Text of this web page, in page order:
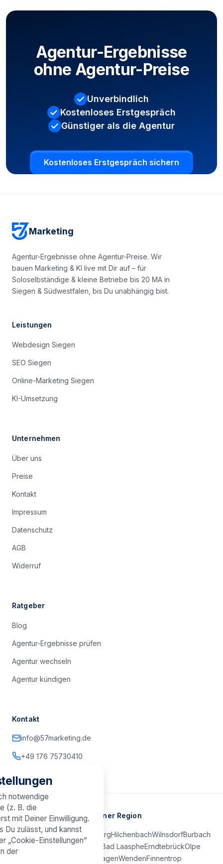
Agentur-Ergebnisse
ohne Agentur-Preise
Unverbindlich
Kostenloses Erstgespräch
Günstiger als die Agentur
Kostenloses Erstgespräch sichern
Marketing
Agentur-Ergebnisse ohne Agentur-Preise. Wir
bauen Marketing & KI live mit Dir auf – für
Soloselbständige & kleine Betriebe bis 20 MA in
Siegen & Südwestfalen, bis Du unabhängig bist.
Leistungen
Webdesign Siegen
SEO Siegen
Online-Marketing Siegen
KI-Umsetzung
Unternehmen
Über uns
Preise
Kontakt
Impressum
Datenschutz
AGB
Widerruf
Ratgeber
Blog
Agentur-Ergebnisse prüfen
Agentur wechseln
Agentur kündigen
Kontakt
info@57marketing.de
+49 176 75730410
Marketing-Agentur in Deiner Region
KreuztalNetphenFreudenbergHilchenbachWilnsdorfBurbach
Bad Berleburg Bad LaaspheErndtebrückOlpe
DrolshagenWendenFinnentrop
notwendige
(z. B. die
mit Deiner Einwilligung.
Du zulässt, und kannst
„Cookie-Einstellungen”
der